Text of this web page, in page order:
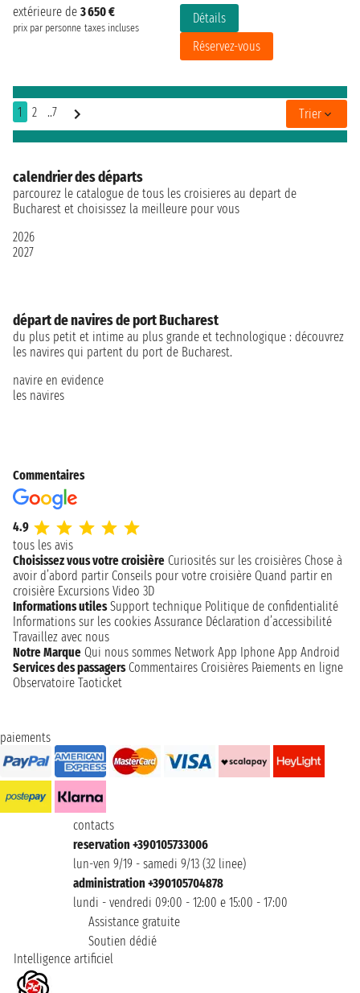
extérieure de 3 650 €
prix par personne taxes incluses
Détails
Réservez-vous
1 2 ..7 Trier
calendrier des départs
parcourez le catalogue de tous les croisieres au depart de
Bucharest et choisissez la meilleure pour vous
2026
2027
départ de navires de port Bucharest
du plus petit et intime au plus grande et technologique : découvrez
les navires qui partent du port de Bucharest.
navire en evidence
les navires
Commentaires
4.9
tous les avis
Choisissez vous votre croisière Curiosités sur les croisières Chose à
avoir d’abord partir Conseils pour votre croisière Quand partir en
croisière Excursions Video 3D
Informations utiles Support technique Politique de confidentialité
Informations sur les cookies Assurance Déclaration d’accessibilité
Travaillez avec nous
Notre Marque Qui nous sommes Network App Iphone App Android
Services des passagers Commentaires Croisières Paiements en ligne
Observatoire Taoticket
paiements
contacts
reservation +390105733006
lun-ven 9/19 - samedi 9/13 (32 linee)
administration +390105704878
lundi - vendredi 09:00 - 12:00 e 15:00 - 17:00
Assistance gratuite
Soutien dédié
Intelligence artificiel